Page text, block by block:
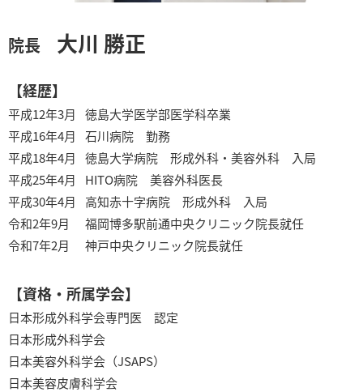
院長 大川 勝正
【経歴】
平成12年3月
徳島大学医学部医学科卒業
平成16年4月
石川病院 勤務
平成18年4月
徳島大学病院 形成外科・美容外科 入局
平成25年4月
HITO病院 美容外科医長
平成30年4月
高知赤十字病院 形成外科 入局
令和2年9月
福岡博多駅前通中央クリニック院長就任
令和7年2月
神戸中央クリニック院長就任
【資格・所属学会】
日本形成外科学会専門医 認定
日本形成外科学会
日本美容外科学会（JSAPS）
日本美容皮膚科学会